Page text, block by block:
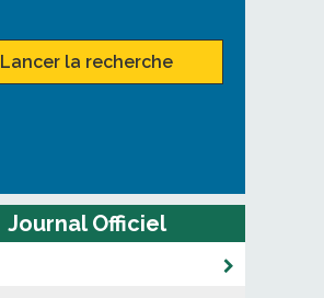
Lancer la recherche
Journal Officiel